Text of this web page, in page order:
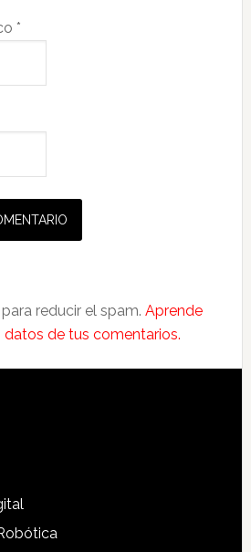
*
reducir el spam. Aprende
de tus comentarios.